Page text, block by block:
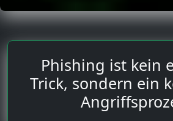
Phishing ist kein
Trick, sondern ein